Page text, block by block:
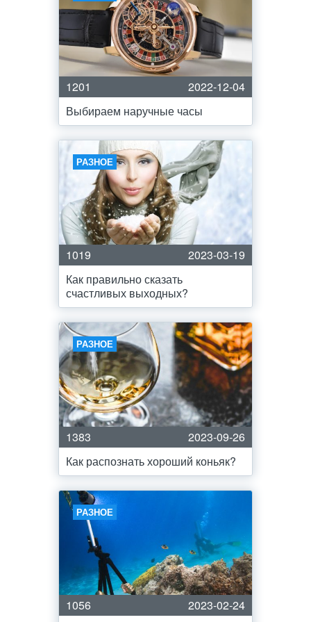
1201
2022-12-04
Выбираем наручные часы
РАЗНОЕ
1019
2023-03-19
Как правильно сказать
счастливых выходных?
РАЗНОЕ
1383
2023-09-26
Как распознать хороший коньяк?
РАЗНОЕ
1056
2023-02-24